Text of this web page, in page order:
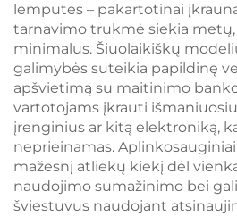
lemputes – pakartotinai
tarnavimo trukmė siekia
minimalus. Šiuolaikiškų
galimybės suteikia papildinę
apšvietimą su maitinimo
vartotojams įkrauti
įrenginius ar kitą elektroniką,
neprieinamas.
mažesnį atliekų kiekį dėl
naudojimo sumažinimo bei
šviestuvus naudojant